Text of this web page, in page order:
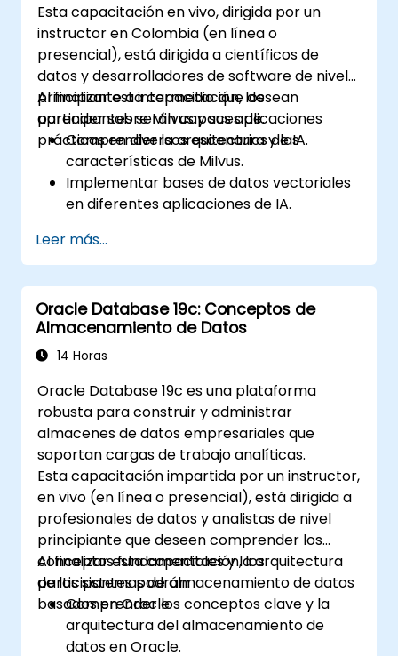
Esta capacitación en vivo, dirigida por un
instructor en Colombia (en línea o
presencial), está dirigida a científicos de
datos y desarrolladores de software de nivel
principiante a intermedio que desean
aprender sobre Milvus y sus aplicaciones
prácticas en diversos escenarios de IA.
Al finalizar esta capacitación, los
participantes serán capaces de:
Comprender la arquitectura y las
características de Milvus.
Implementar bases de datos vectoriales
en diferentes aplicaciones de IA.
precisión y velocidad.
Aplicar Milvus a desafíos reales de
inteligencia artificial.
Leer más...
Oracle Database 19c: Conceptos de
Almacenamiento de Datos
14 Horas
Oracle Database 19c es una plataforma
robusta para construir y administrar
almacenes de datos empresariales que
soportan cargas de trabajo analíticas.
Esta capacitación impartida por un instructor,
en vivo (en línea o presencial), está dirigida a
profesionales de datos y analistas de nivel
principiante que deseen comprender los
conceptos fundamentales y la arquitectura
de los sistemas de almacenamiento de datos
basados en Oracle.
Al finalizar esta capacitación, los
participantes podrán:
Comprender los conceptos clave y la
arquitectura del almacenamiento de
datos en Oracle.